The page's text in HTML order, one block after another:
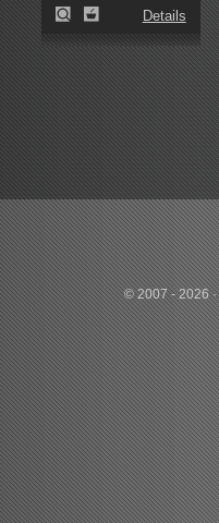
Details
© 2007 - 2026